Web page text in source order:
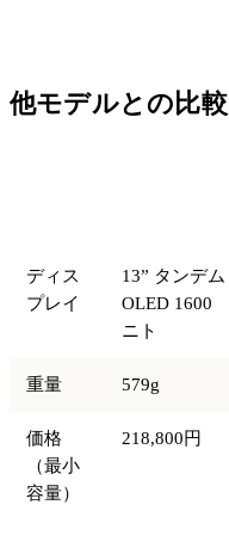
他モデルとの比較
ディス
プレイ
13” タンデム
OLED 1600
ニト
重量 579g
価格
（最小
容量）
218,800円